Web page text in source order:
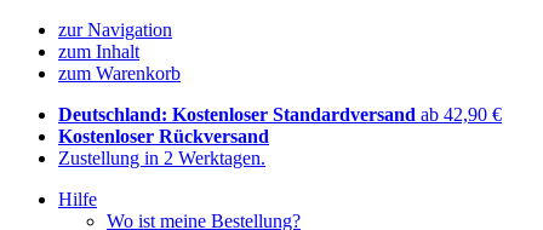
zur Navigation
zum Inhalt
zum Warenkorb
Deutschland: Kostenloser Standardversand ab 42,90 €
Kostenloser Rückversand
Zustellung in 2 Werktagen.
Hilfe
Wo ist meine Bestellung?